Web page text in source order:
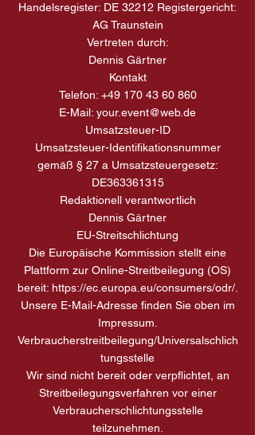
Handelsregister: DE 32212 Registergericht:
AG Traunstein
Vertreten durch:
Dennis Gärtner
Kontakt
Telefon: +49 170 43 60 860
E-Mail: your.event@web.de
Umsatzsteuer-ID
Umsatzsteuer-Identifikationsnummer
gemäß § 27 a Umsatzsteuergesetz:
DE363361315
Redaktionell verantwortlich
Dennis Gärtner
EU-Streitschlichtung
Die Europäische Kommission stellt eine
Plattform zur Online-Streitbeilegung (OS)
bereit: https://ec.europa.eu/consumers/odr/.
Unsere E-Mail-Adresse finden Sie oben im
Impressum.
Verbraucherstreitbeilegung/Universalschlich
tungsstelle
Wir sind nicht bereit oder verpflichtet, an
Streitbeilegungsverfahren vor einer
Verbraucherschlichtungsstelle
teilzunehmen.